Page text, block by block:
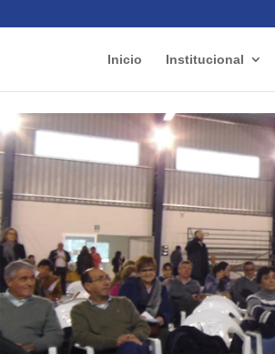
Inicio Institucional